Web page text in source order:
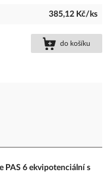
385,12 Kč/ks
do košíku
PAS 6 ekvipotenciální s